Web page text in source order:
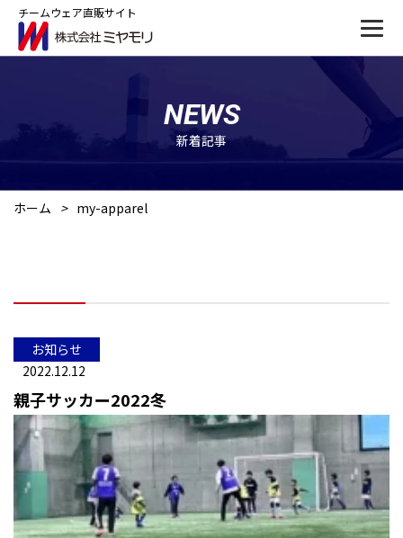
チームウェア直販サイト
NEWS
新着記事
ホーム > my-apparel
お知らせ
2022.12.12
親子サッカー2022冬